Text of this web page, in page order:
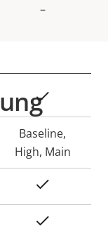
–
Baseline,
High, Main